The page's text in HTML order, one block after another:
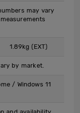
may vary
1.89kg (EXT)
by market.
/ Windows 11